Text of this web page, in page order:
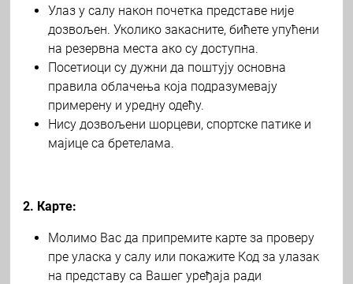
Улаз у салу након почетка представе није
дозвољен. Уколико закасните, бићете упућени
на резервна места ако су доступна.
Посетиоци су дужни да поштују основна
правила облачења која подразумевају
примерену и уредну одећу.
Нису дозвољени шорцеви, спортске патике и
мајице са бретелама.
2. Карте:
Молимо Вас да припремите карте за проверу
пре уласка у салу или покажите Код за улазак
на представу са Вашег уређаја ради